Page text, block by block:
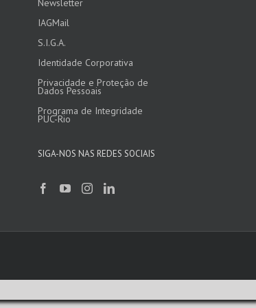
Newsletter
IAGMail
S.I.G.A.
Identidade Corporativa
Privacidade e Proteção de
Dados Pessoais
Programa de Integridade
PUC-Rio
SIGA-NOS NAS REDES SOCIAIS